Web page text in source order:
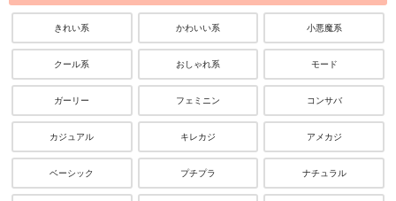
きれい系 かわいい系 小悪魔系
クール系 おしゃれ系 モード
ガーリー フェミニン コンサバ
カジュアル キレカジ アメカジ
ベーシック プチプラ ナチュラル